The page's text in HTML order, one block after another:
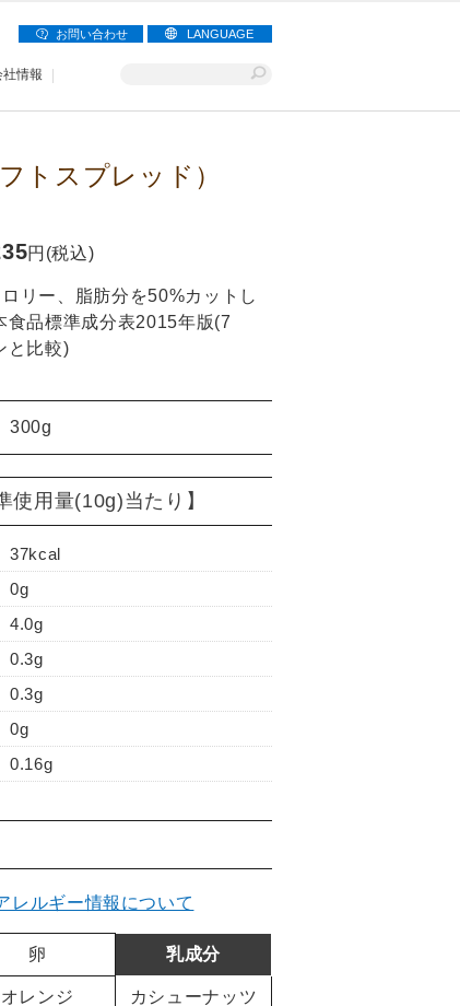
お問い合わせ LANGUAGE
社情報
トスプレッド）
円(税込)
リー、脂肪分を50%カットし
食品標準成分表2015年版(7
と比較)
300g
使用量(10g)当たり】
37kcal
0g
4.0g
0.3g
0.3g
0g
0.16g
レルギー情報について
卵 乳成分
オレンジ カシューナッツ